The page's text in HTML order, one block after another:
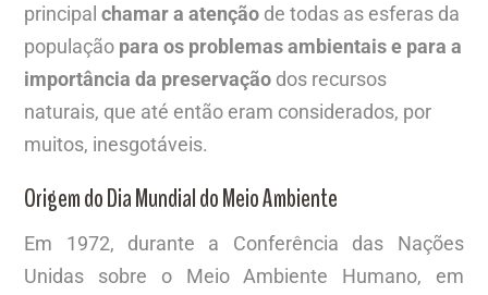
principalchamar a atenção de todas as esferas da
população para os problemas ambientais e para a
importância da preservação dos recursos
naturais, que até então eram considerados, por
muitos, inesgotáveis.
Origem do Dia Mundial do Meio Ambiente
Em 1972, durante a Conferência das Nações
Unidas sobre o Meio Ambiente Humano, em